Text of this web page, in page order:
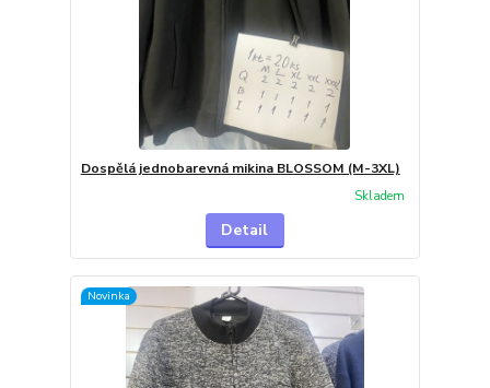
Dospělá jednobarevná mikina BLOSSOM (M-3XL)
Skladem
Detail
Novinka